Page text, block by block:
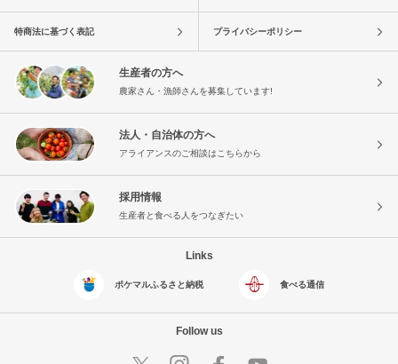
特商法に基づく表記 プライバシーポリシー
生産者の方へ
農家さん・漁師さんを募集しています!
法人・自治体の方へ
アライアンスのご相談はこちらから
採用情報
生産者と食べる人をつなぎたい
Links
ポケマルふるさと納税 食べる通信
Follow us